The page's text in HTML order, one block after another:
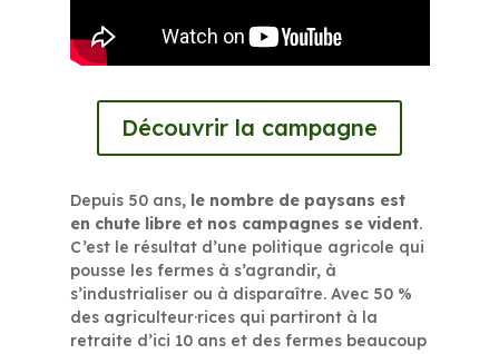
Découvrir la campagne
Depuis 50 ans, le nombre de paysans est
en chute libre et nos campagnes se vident.
C’est le résultat d’une politique agricole qui
pousse les fermes à s’agrandir, à
s’industrialiser ou à disparaître. Avec 50 %
des agriculteur·rices qui partiront à la
retraite d’ici 10 ans et des fermes beaucoup